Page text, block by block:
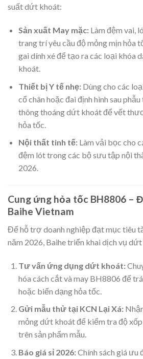
suất dứt khoát:
Sản xuất May mặc:Làm đệm vai,
trang trí yêu cầu độ mỏng mịn hỏa
gai dính xé để tạo ra các loại khóa
khoát.
Thiết bị Y tế nhẹ:Dùng cho các
cổ chân hoặc đai định hình sau
thông thoáng dứt khoát để vết
hỏa tốc.
Nội thất tinh tế:Làm vải bọc cho
đệm lót trong các bộ sưu tập nội
2026.
Cung ứng hỏa tốc BH8806 –
Baihe Vietnam
Để hỗ trợ doanh nghiệp đạt mục tiêu
năm 2026, Baihe triển khai dịch vụ
Tư vấn ứng dụng dứt khoát:
hóa cách cắt và may BH8806 để
hoặc biến dạng hỏa tốc.
Gửi mẫu thử tại KCN Lại Xá:
mỏng dứt khoát để kiểm tra độ xốp
trên sản phẩm mẫu.
Báo giá sỉ 2026:Chính sách giá ưu